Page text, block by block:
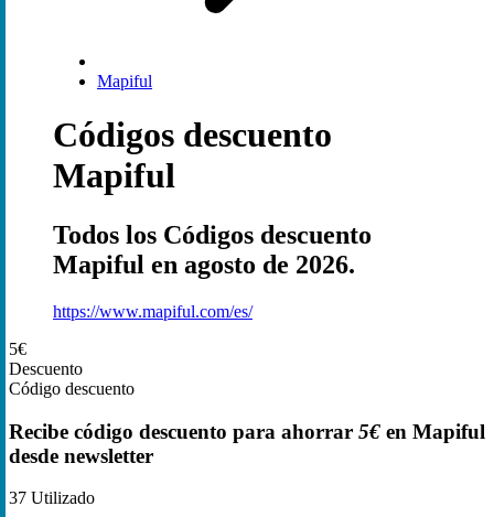
Mapiful
Códigos descuento
Mapiful
Todos los Códigos descuento
Mapiful en agosto de 2026.
https://www.mapiful.com/es/
5€
Descuento
Código descuento
Recibe código descuento para ahorrar 5€ en Mapiful
desde newsletter
37 Utilizado